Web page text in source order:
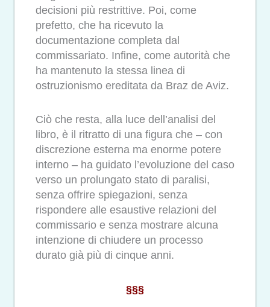
decisioni più restrittive. Poi, come
prefetto, che ha ricevuto la
documentazione completa dal
commissariato. Infine, come autorità che
ha mantenuto la stessa linea di
ostruzionismo ereditata da Braz de Aviz.
Ciò che resta, alla luce dell’analisi del
libro, è il ritratto di una figura che – con
discrezione esterna ma enorme potere
interno – ha guidato l’evoluzione del caso
verso un prolungato stato di paralisi,
senza offrire spiegazioni, senza
rispondere alle esaustive relazioni del
commissario e senza mostrare alcuna
intenzione di chiudere un processo
durato già più di cinque anni.
§§§